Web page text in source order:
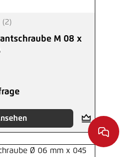
Bewertung von 5 von 5
(2)
M 08 x